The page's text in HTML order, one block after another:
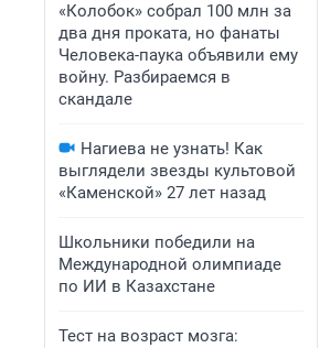
«Колобок» собрал 100 млн за
два дня проката, но фанаты
Человека-паука объявили ему
войну. Разбираемся в
скандале
Нагиева не узнать! Как
выглядели звезды культовой
«Каменской» 27 лет назад
Школьники победили на
Международной олимпиаде
по ИИ в Казахстане
Тест на возраст мозга: